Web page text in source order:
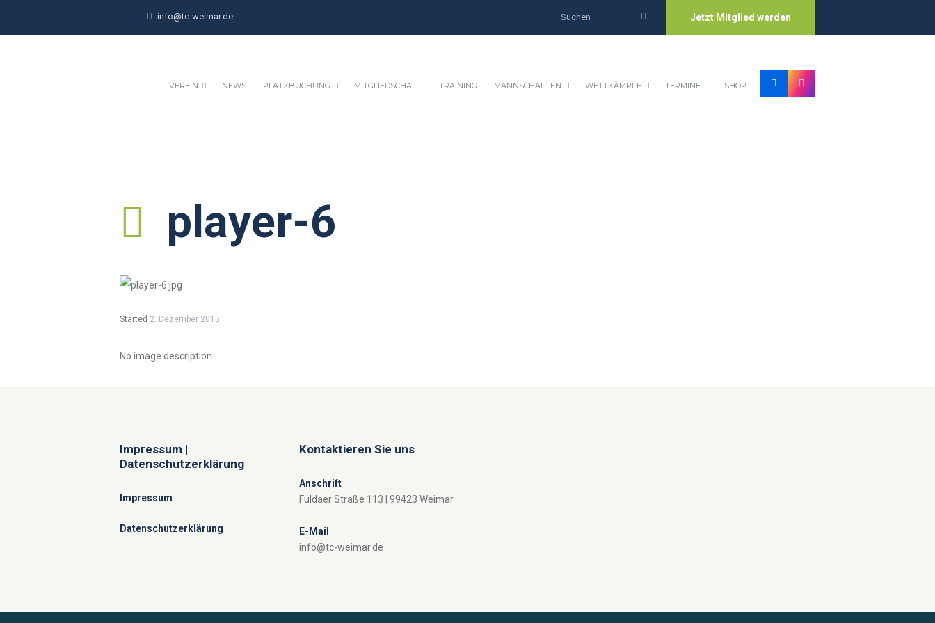
info@tc-weimar.de Jetzt Mitglied werden
VEREIN NEWS PLATZBUCHUNG MITGLIEDSCHAFT TRAINING MANNSCHAFTEN WETTKÄMPFE TERMINE SHOP
player-6
Started 2. Dezember 2015
No image description ...
Impressum |
Datenschutzerklärung
Impressum
Datenschutzerklärung
Kontaktieren Sie uns
Anschrift
Fuldaer Straße 113 | 99423 Weimar
E-Mail
info@tc-weimar.de